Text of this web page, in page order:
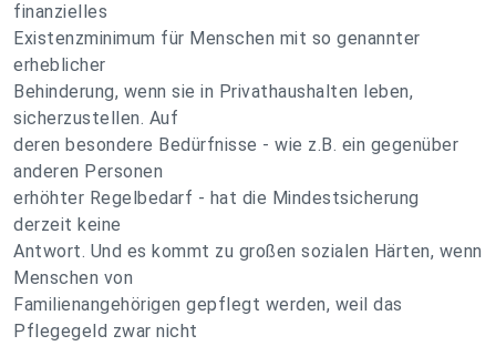
finanzielles
Existenzminimum für Menschen mit so genannter
erheblicher
Behinderung, wenn sie in Privathaushalten leben,
sicherzustellen. Auf
deren besondere Bedürfnisse - wie z.B. ein gegenüber
anderen Personen
erhöhter Regelbedarf - hat die Mindestsicherung
derzeit keine
Antwort. Und es kommt zu großen sozialen Härten, wenn
Menschen von
Familienangehörigen gepflegt werden, weil das
Pflegegeld zwar nicht